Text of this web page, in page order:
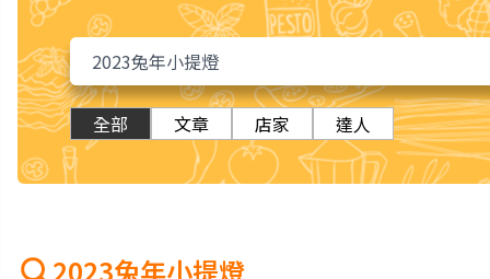
全部 文章 店家 達人
2023兔年小提燈